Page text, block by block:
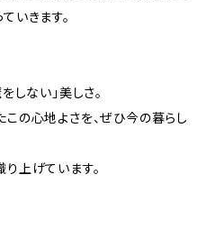
いきます。
しない」美しさ。
の心地よさを、ぜひ今の暮らし
上げています。